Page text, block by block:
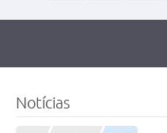
Notícias